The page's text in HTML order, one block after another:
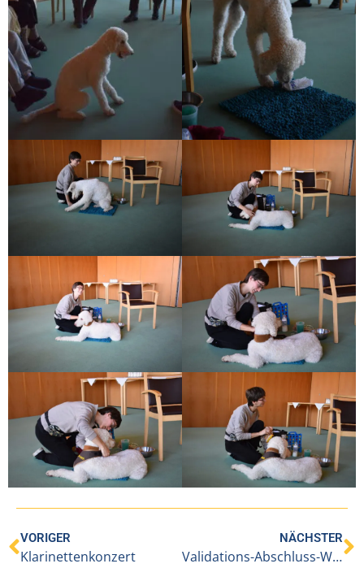
VORIGER
Klarinettenkonzert
NÄCHSTER
Validations-Abschluss-Workshop